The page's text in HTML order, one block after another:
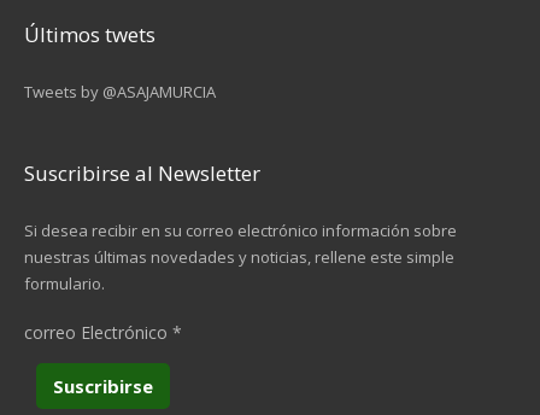
Últimos twets
Tweets by @ASAJAMURCIA
Suscribirse al Newsletter
Si desea recibir en su correo electrónico información sobre
nuestras últimas novedades y noticias, rellene este simple
formulario.
correo Electrónico *